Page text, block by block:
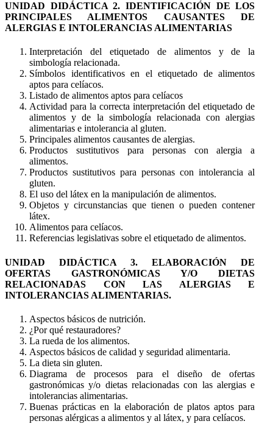
UNIDAD DIDÁCTICA 2. IDENTIFICACIÓN DE LOS
PRINCIPALES ALIMENTOS CAUSANTES DE
ALERGIAS E INTOLERANCIAS ALIMENTARIAS
Interpretación del etiquetado de alimentos y de la
simbología relacionada.
Símbolos identificativos en el etiquetado de alimentos
aptos para celíacos.
Listado de alimentos aptos para celíacos
Actividad para la correcta interpretación del etiquetado de
alimentos y de la simbología relacionada con alergias
alimentarias e intolerancia al gluten.
Principales alimentos causantes de alergias.
Productos sustitutivos para personas con alergia a
alimentos.
Productos sustitutivos para personas con intolerancia al
gluten.
El uso del látex en la manipulación de alimentos.
Objetos y circunstancias que tienen o pueden contener
látex.
Alimentos para celíacos.
Referencias legislativas sobre el etiquetado de alimentos.
UNIDAD DIDÁCTICA 3. ELABORACIÓN DE
OFERTAS GASTRONÓMICAS Y/O DIETAS
RELACIONADAS CON LAS ALERGIAS E
INTOLERANCIAS ALIMENTARIAS.
Aspectos básicos de nutrición.
¿Por qué restauradores?
La rueda de los alimentos.
Aspectos básicos de calidad y seguridad alimentaria.
La dieta sin gluten.
Diagrama de procesos para el diseño de ofertas
gastronómicas y/o dietas relacionadas con las alergias e
intolerancias alimentarias.
Buenas prácticas en la elaboración de platos aptos para
personas alérgicas a alimentos y al látex, y para celíacos.